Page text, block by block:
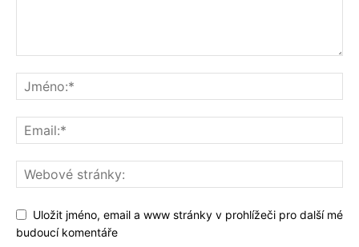
Uložit jméno, email a www stránky v prohlížeči pro další mé
budoucí komentáře